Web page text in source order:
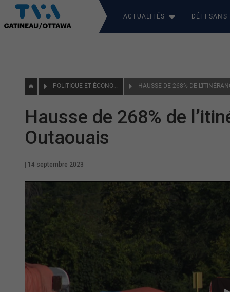
ACTUALITÉS DÉFI SANS
POLITIQUE ET ÉCONOMIE HAUSSE DE 268% DE
Hausse de 268% de
Outaouais
14 septembre 2023